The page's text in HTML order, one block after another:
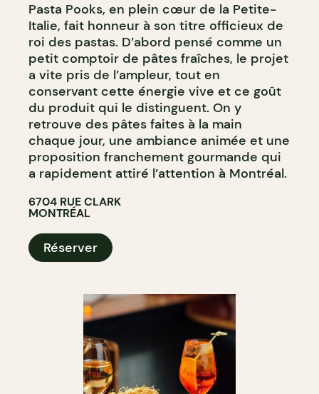
Pasta Pooks, en plein cœur de la Petite-
Italie, fait honneur à son titre officieux de
roi des pastas. D’abord pensé comme un
petit comptoir de pâtes fraîches, le projet
a vite pris de l’ampleur, tout en
conservant cette énergie vive et ce goût
du produit qui le distinguent. On y
retrouve des pâtes faites à la main
chaque jour, une ambiance animée et une
proposition franchement gourmande qui
a rapidement attiré l’attention à Montréal.
6704 RUE CLARK
MONTRÉAL
Réserver